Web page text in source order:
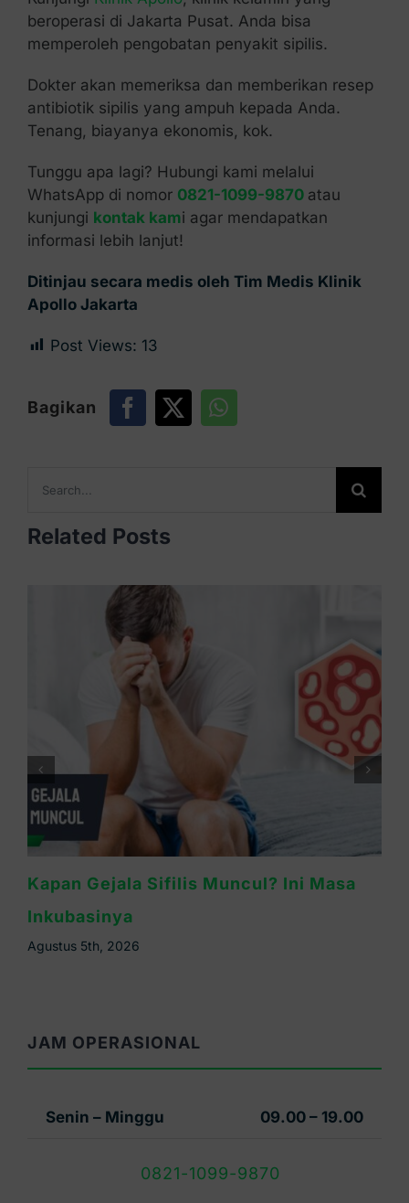
beroperasi di Jakarta Pusat. Anda bisa
memperoleh pengobatan penyakit sipilis.
Dokter akan memeriksa dan memberikan resep
antibiotik sipilis yang ampuh kepada Anda.
Tenang, biayanya ekonomis, kok.
Tunggu apa lagi? Hubungi kami melalui
WhatsApp di nomor 0821-1099-9870 atau
kunjungi kontak kami agar mendapatkan
informasi lebih lanjut!
Ditinjau secara medis oleh Tim Medis Klinik
Apollo Jakarta
Post Views: 13
Bagikan
for:
Related Posts
Waspada Sifilis Bintik Merah di Telapak
Tangan, Ini Cirinya
Agustus 4th, 2026
JAM OPERASIONAL
Senin – Minggu 09.00 – 19.00
0821-1099-9870